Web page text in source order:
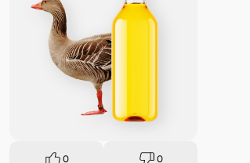
0 0